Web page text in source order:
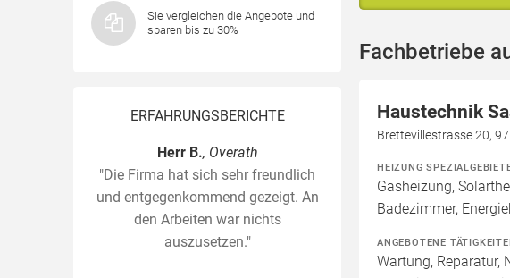
Sie vergleichen die Angebote und
sparen bis zu 30%
ERFAHRUNGSBERICHTE
Herr B., Overath
"Die Firma hat sich sehr freundlich
und entgegenkommend gezeigt. An
den Arbeiten war nichts
auszusetzen."
Fachbetriebe
Haustechnik
Brettevillestrasse 20,
HEIZUNG
Gasheizung,
Badezimmer,
ANGEBOTENE
Wartung, Reparatur,